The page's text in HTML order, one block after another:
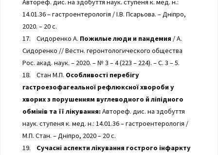
Автореф. дис. на здобуття наук. ступеня к. мед. н.:
14.01.36 – гастроентерологія / І.В. Псарьова. – Дніпро,
2020. – 20 с.
17. Сидоренко А. Пожилые люди и пандемия / А.
Сидоренко // Вестн. геронтологического общества
Рос. акад. наук. – 2020. – № 3 – 4 (223 – 224). – С. 3 – 5.
18. Стан М.П. Особливості перебігу
гастроезофагеальної рефлюксної хвороби у
хворих з порушенням вуглеводного й ліпідного
обмінів та її лікування:Автореф. дис. на здобуття
наук. ступеня к. мед. н.: 14.01.36 – гастроентерологія /
М.П. Стан. – Дніпро, 2020 – 20 с.
19. Сучасні аспекти лікування гострого інфаркту